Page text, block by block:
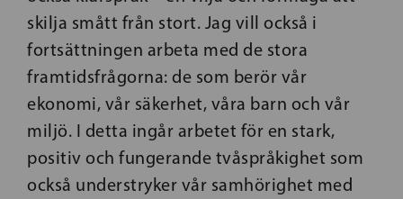
skilja smått från stort. Jag vill också i
fortsättningen arbeta med de stora
framtidsfrågorna: de som berör vår
ekonomi, vår säkerhet, våra barn och vår
miljö. I detta ingår arbetet för en stark,
positiv och fungerande tvåspråkighet som
också understryker vår samhörighet med